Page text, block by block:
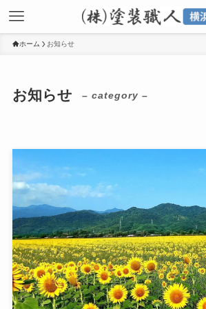
ホーム お知らせ
お知らせ – category –